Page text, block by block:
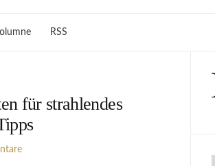
RSS
für strahlendes